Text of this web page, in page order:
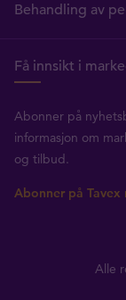
Behandling av
Få innsikt i
Abonner på
informasjon om
og tilbud.
Abonner på Tavex
Alle